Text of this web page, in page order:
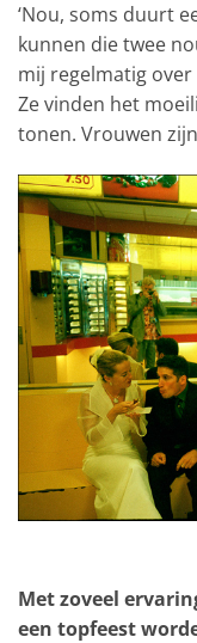
‘Nou, soms duurt
kunnen die twee
mij regelmatig
Ze vinden het
tonen. Vrouwen
Met zoveel
een topfeest